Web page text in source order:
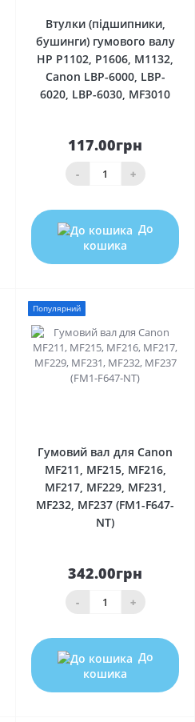
Втулки (підшипники,
бушинги) гумового валу
HP P1102, P1606, M1132,
Canon LBP-6000, LBP-
6020, LBP-6030, MF3010
117.00грн
- +
До
кошика
Популярний
Гумовий вал для Canon
MF211, MF215, MF216,
MF217, MF229, MF231,
MF232, MF237 (FM1-F647-
NT)
342.00грн
- +
До
кошика